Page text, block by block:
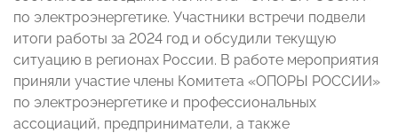
по электроэнергетике. Участники встречи подвели
итоги работы за 2024 год и обсудили текущую
ситуацию в регионах России. В работе мероприятия
приняли участие члены Комитета «ОПОРЫ РОССИИ»
по электроэнергетике и профессиональных
ассоциаций, предприниматели, а также